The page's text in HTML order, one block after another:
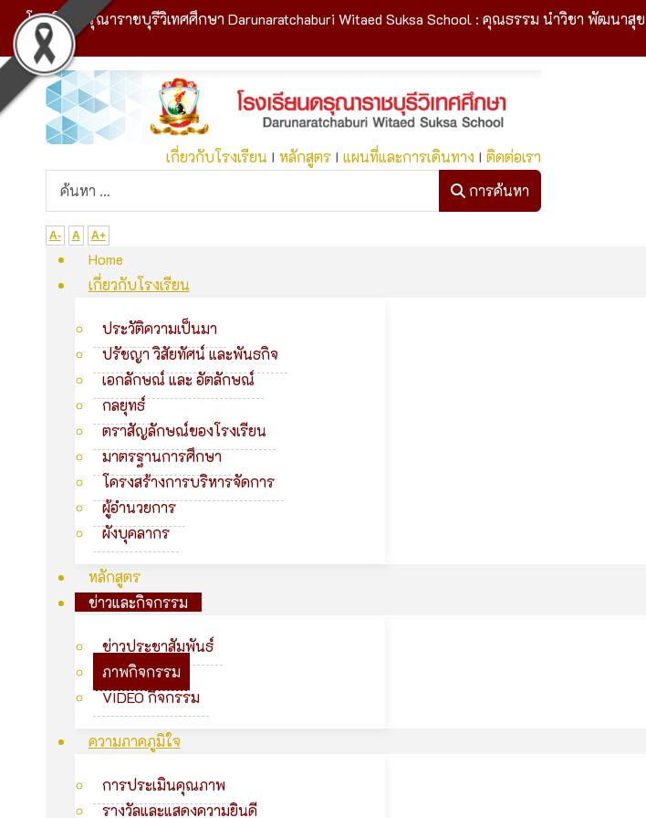
โรงเรียนดรุณาราชบุรีวิเทศศึกษา Darunaratchaburi Witaed Suksa School : คุณธรรม นำวิชา พัฒนาสุข
เกี่ยวกับโรงเรียน Iหลักสูตร Iแผนที่และการเดินทาง Iติดต่อเรา
การค้นหา
A- A A+
Home
เกี่ยวกับโรงเรียน
ประวัติความเป็นมา
ปรัชญา วิสัยทัศน์ และพันธกิจ
เอกลักษณ์ และ อัตลักษณ์
กลยุทธ์
ตราสัญลักษณ์ของโรงเรียน
มาตรฐานการศึกษา
โครงสร้างการบริหารจัดการ
ผู้อำนวยการ
ผังบุคลากร
หลักสูตร
ข่าวและกิจกรรม
ข่าวประชาสัมพันธ์
ภาพกิจกรรม
VIDEO กิจกรรม
ความภาคภูมิใจ
การประเมินคุณภาพ
รางวัลและแสดงความยินดี